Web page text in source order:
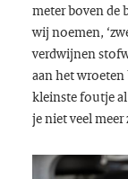
meter boven de
wij noemen,
verdwijnen
aan het
kleinste foutje
je niet veel meer